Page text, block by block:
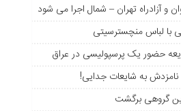
و آزادراه تهران – شمال اجرا می شود
با لباس منچسترسیتی
حضور یک پرسپولیسی در عراق
به شایعات جدایی!
گروهی برگشت